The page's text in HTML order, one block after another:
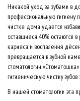
Никакой уход за зубами в
профессиональную гигиену
чистке дома удается
оставшиеся 40% остаются в
кариеса и воспаления
превращается в зубной
стоматологии
гигиеническую чистку зубов
В нашей стоматологии эта